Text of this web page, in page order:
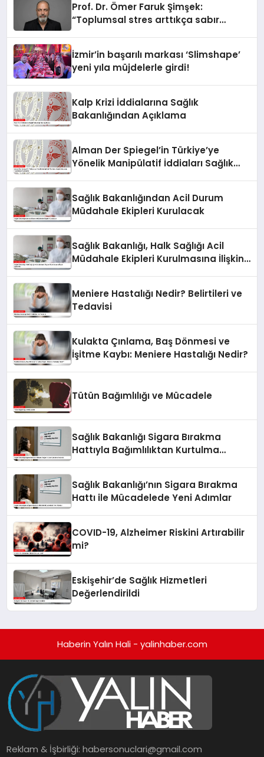
Prof. Dr. Ömer Faruk Şimşek:
“Toplumsal stres arttıkça sabır
İzmir’in başarılı markası ‘Slimshape’
yeni yıla müjdelerle girdi!
Kalp Krizi İddialarına Sağlık
Bakanlığından Açıklama
Alman Der Spiegel’in Türkiye’ye
Yönelik Manipülatif İddiaları Sağlık
Sağlık Bakanlığından Acil Durum
Müdahale Ekipleri Kurulacak
Sağlık Bakanlığı, Halk Sağlığı Acil
Müdahale Ekipleri Kurulmasına İlişkin
Meniere Hastalığı Nedir? Belirtileri ve
Tedavisi
Kulakta Çınlama, Baş Dönmesi ve
İşitme Kaybı: Meniere Hastalığı Nedir?
Tütün Bağımlılığı ve Mücadele
Sağlık Bakanlığı Sigara Bırakma
Hattıyla Bağımlılıktan Kurtulma
Sağlık Bakanlığı’nın Sigara Bırakma
Hattı ile Mücadelede Yeni Adımlar
COVID-19, Alzheimer Riskini Artırabilir
mi?
Eskişehir’de Sağlık Hizmetleri
Değerlendirildi
Haberin Yalın Hali - yalinhaber.com
Reklam & İşbirliği:habersonuclari@gmail.com